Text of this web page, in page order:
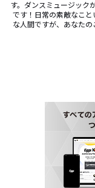
す。ダンスミュージック
です！日常の素敵なこ
な人間ですが、あなた